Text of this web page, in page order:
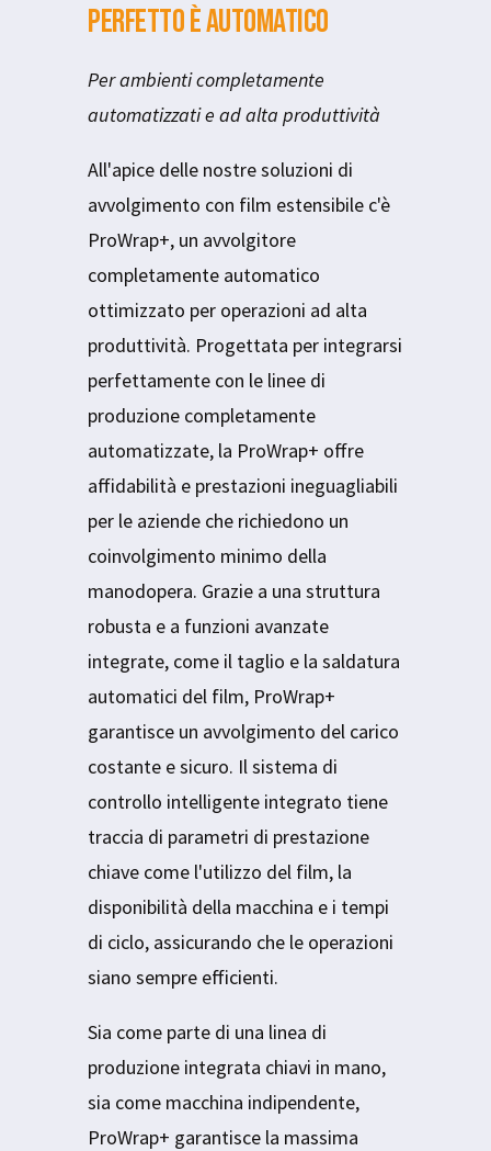
perfetto è automatico
Per ambienti completamente
automatizzati e ad alta produttività
All'apice delle nostre soluzioni di
avvolgimento con film estensibile c'è
ProWrap+, un avvolgitore
completamente automatico
ottimizzato per operazioni ad alta
produttività. Progettata per integrarsi
perfettamente con le linee di
produzione completamente
automatizzate, la ProWrap+ offre
affidabilità e prestazioni ineguagliabili
per le aziende che richiedono un
coinvolgimento minimo della
manodopera. Grazie a una struttura
robusta e a funzioni avanzate
integrate, come il taglio e la saldatura
automatici del film, ProWrap+
garantisce un avvolgimento del carico
costante e sicuro. Il sistema di
controllo intelligente integrato tiene
traccia di parametri di prestazione
chiave come l'utilizzo del film, la
disponibilità della macchina e i tempi
di ciclo, assicurando che le operazioni
siano sempre efficienti.
Sia come parte di una linea di
produzione integrata chiavi in mano,
sia come macchina indipendente,
ProWrap+ garantisce la massima